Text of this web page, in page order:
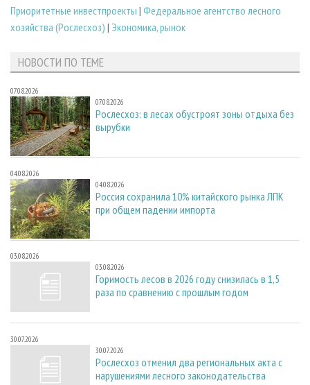
Приоритетные инвестпроекты | Федеральное агентство лесного
хозяйства (Рослесхоз) | Экономика, рынок
НОВОСТИ ПО ТЕМЕ
07.08.2026
07.08.2026
Рослесхоз: в лесах обустроят зоны отдыха без
вырубки
04.08.2026
04.08.2026
Россия сохранила 10% китайского рынка ЛПК
при общем падении импорта
03.08.2026
03.08.2026
Горимость лесов в 2026 году снизилась в 1,5
раза по сравнению с прошлым годом
30.07.2026
30.07.2026
Рослесхоз отменил два региональных акта с
нарушениями лесного законодательства